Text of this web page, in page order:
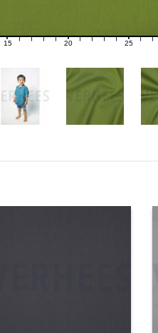
16 17 18 19 21 22 23 24 26 27